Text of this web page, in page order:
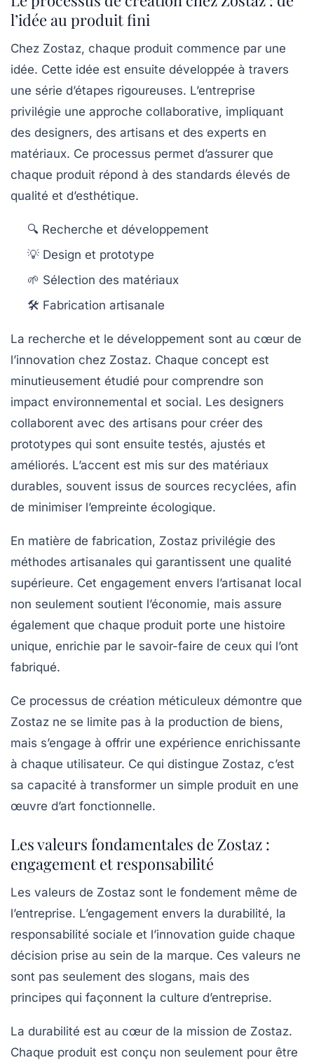
l’idée au produit fini
Chez Zostaz, chaque produit commence par une
idée. Cette idée est ensuite développée à travers
une série d’étapes rigoureuses. L’entreprise
privilégie une approche collaborative, impliquant
des designers, des artisans et des experts en
matériaux. Ce processus permet d’assurer que
chaque produit répond à des standards élevés de
qualité et d’esthétique.
🔍 Recherche et développement
💡 Design et prototype
🌱 Sélection des matériaux
🛠 Fabrication artisanale
La recherche et le développement sont au cœur de
l’innovation chez Zostaz. Chaque concept est
minutieusement étudié pour comprendre son
impact environnemental et social. Les designers
collaborent avec des artisans pour créer des
prototypes qui sont ensuite testés, ajustés et
améliorés. L’accent est mis sur des matériaux
durables, souvent issus de sources recyclées, afin
de minimiser l’empreinte écologique.
En matière de fabrication, Zostaz privilégie des
méthodes artisanales qui garantissent une qualité
supérieure. Cet engagement envers l’artisanat local
non seulement soutient l’économie, mais assure
également que chaque produit porte une histoire
unique, enrichie par le savoir-faire de ceux qui l’ont
fabriqué.
Ce processus de création méticuleux démontre que
Zostaz ne se limite pas à la production de biens,
mais s’engage à offrir une expérience enrichissante
à chaque utilisateur. Ce qui distingue Zostaz, c’est
sa capacité à transformer un simple produit en une
œuvre d’art fonctionnelle.
Les valeurs fondamentales de Zostaz :
engagement et responsabilité
Les valeurs de Zostaz sont le fondement même de
l’entreprise. L’engagement envers la durabilité, la
responsabilité sociale et l’innovation guide chaque
décision prise au sein de la marque. Ces valeurs ne
sont pas seulement des slogans, mais des
principes qui façonnent la culture d’entreprise.
La durabilité est au cœur de la mission de Zostaz.
Chaque produit est conçu non seulement pour être